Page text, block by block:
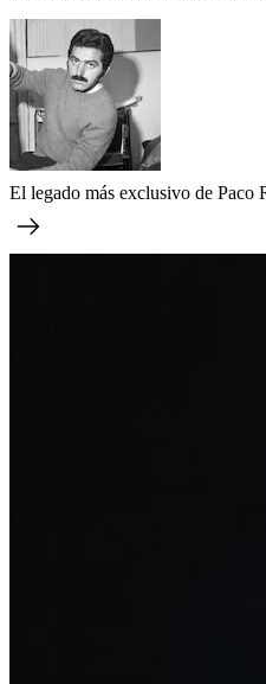
El legado más exclusivo de Paco